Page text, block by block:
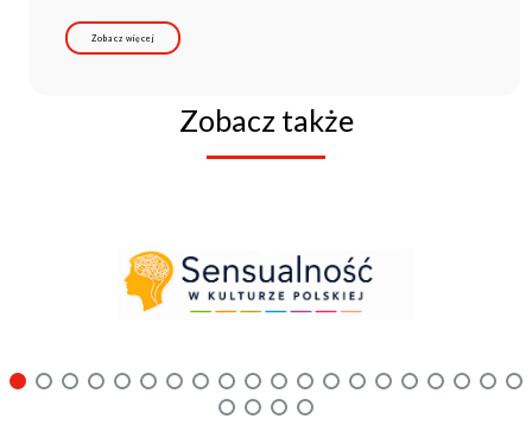
Zobacz więcej
Zobacz także